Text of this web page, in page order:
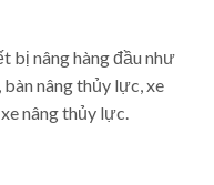
bị nâng hàng đầu như
nâng thủy lực, xe
nâng thủy lực.